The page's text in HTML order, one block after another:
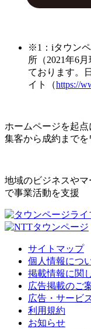
※1：iタウン
所（2021年6
ております。
イト（https://
ホームページを起点
集客から成約まで
地域のビジネスや
で事業活動を支援
サイトマップ
個人情報につ
掲載情報に関
広告掲載のご
広告・サービ
利用規約
お知らせ